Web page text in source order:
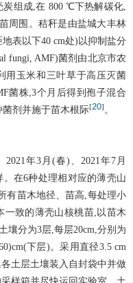
组成,在 800 ℃下热解碳化,
周围。秸秆是由盐城大丰林
表以下40 cm处)以抑制盐分
fungi, AMF)菌剂由北京市农
用玉米和三叶草于高压灭菌
菌株,3个月后得到孢子混合
剂并施于苗木根际[20] 。
年3月(春)、2021年7月
在6种处理相对应的薄壳山
有苗木地径、苗高,每处理小
一致的薄壳山核桃苗,以苗木
壤分为3层,每层20cm,分别为
下层)。采用直径3.5 cm
土层土壤装入自封袋中并做